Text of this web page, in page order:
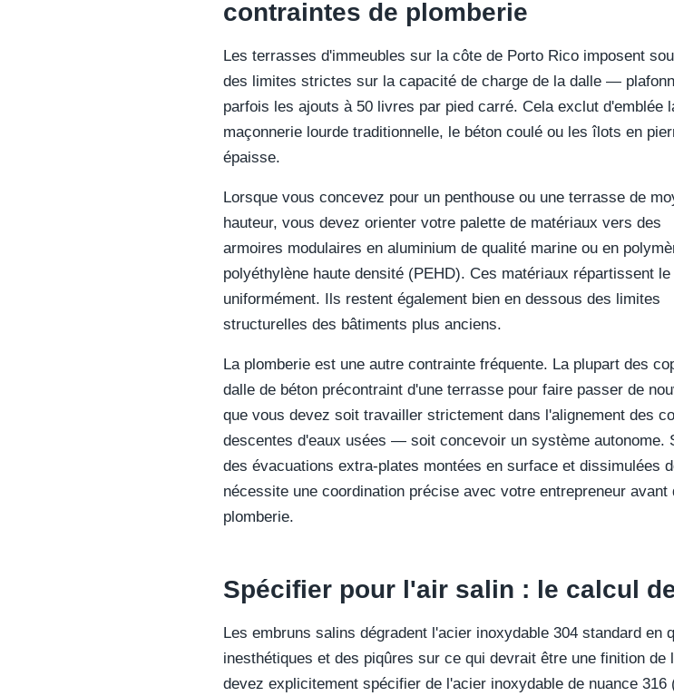
contraintes de plomberie
Les terrasses d'immeubles sur la côte de Porto Rico imposent
des limites strictes sur la capacité de charge de la dalle —
parfois les ajouts à 50 livres par pied carré. Cela exclut d'emblée
maçonnerie lourde traditionnelle, le béton coulé ou les îlots en
épaisse.
Lorsque vous concevez pour un penthouse ou une terrasse de
hauteur, vous devez orienter votre palette de matériaux vers des
armoires modulaires en aluminium de qualité marine ou en
polyéthylène haute densité (PEHD). Ces matériaux répartissent le
uniformément. Ils restent également bien en dessous des limites
structurelles des bâtiments plus anciens.
La plomberie est une autre contrainte fréquente. La plupart des
dalle de béton précontraint d'une terrasse pour faire passer de
que vous devez soit travailler strictement dans l'alignement des
descentes d'eaux usées — soit concevoir un système autonome.
des évacuations extra-plates montées en surface et dissimulées
nécessite une coordination précise avec votre entrepreneur
plomberie.
Spécifier pour l'air salin : le calcul
Les embruns salins dégradent l'acier inoxydable 304 standard
inesthétiques et des piqûres sur ce qui devrait être une finition
devez explicitement spécifier de l'acier inoxydable de nuance